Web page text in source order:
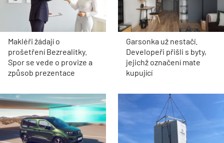
Makléři žádají o
prošetření Bezrealitky.
Spor se vede o provize a
způsob prezentace
Garsonka už nestačí.
Developeři přišli s byty,
jejichž označení mate
kupující